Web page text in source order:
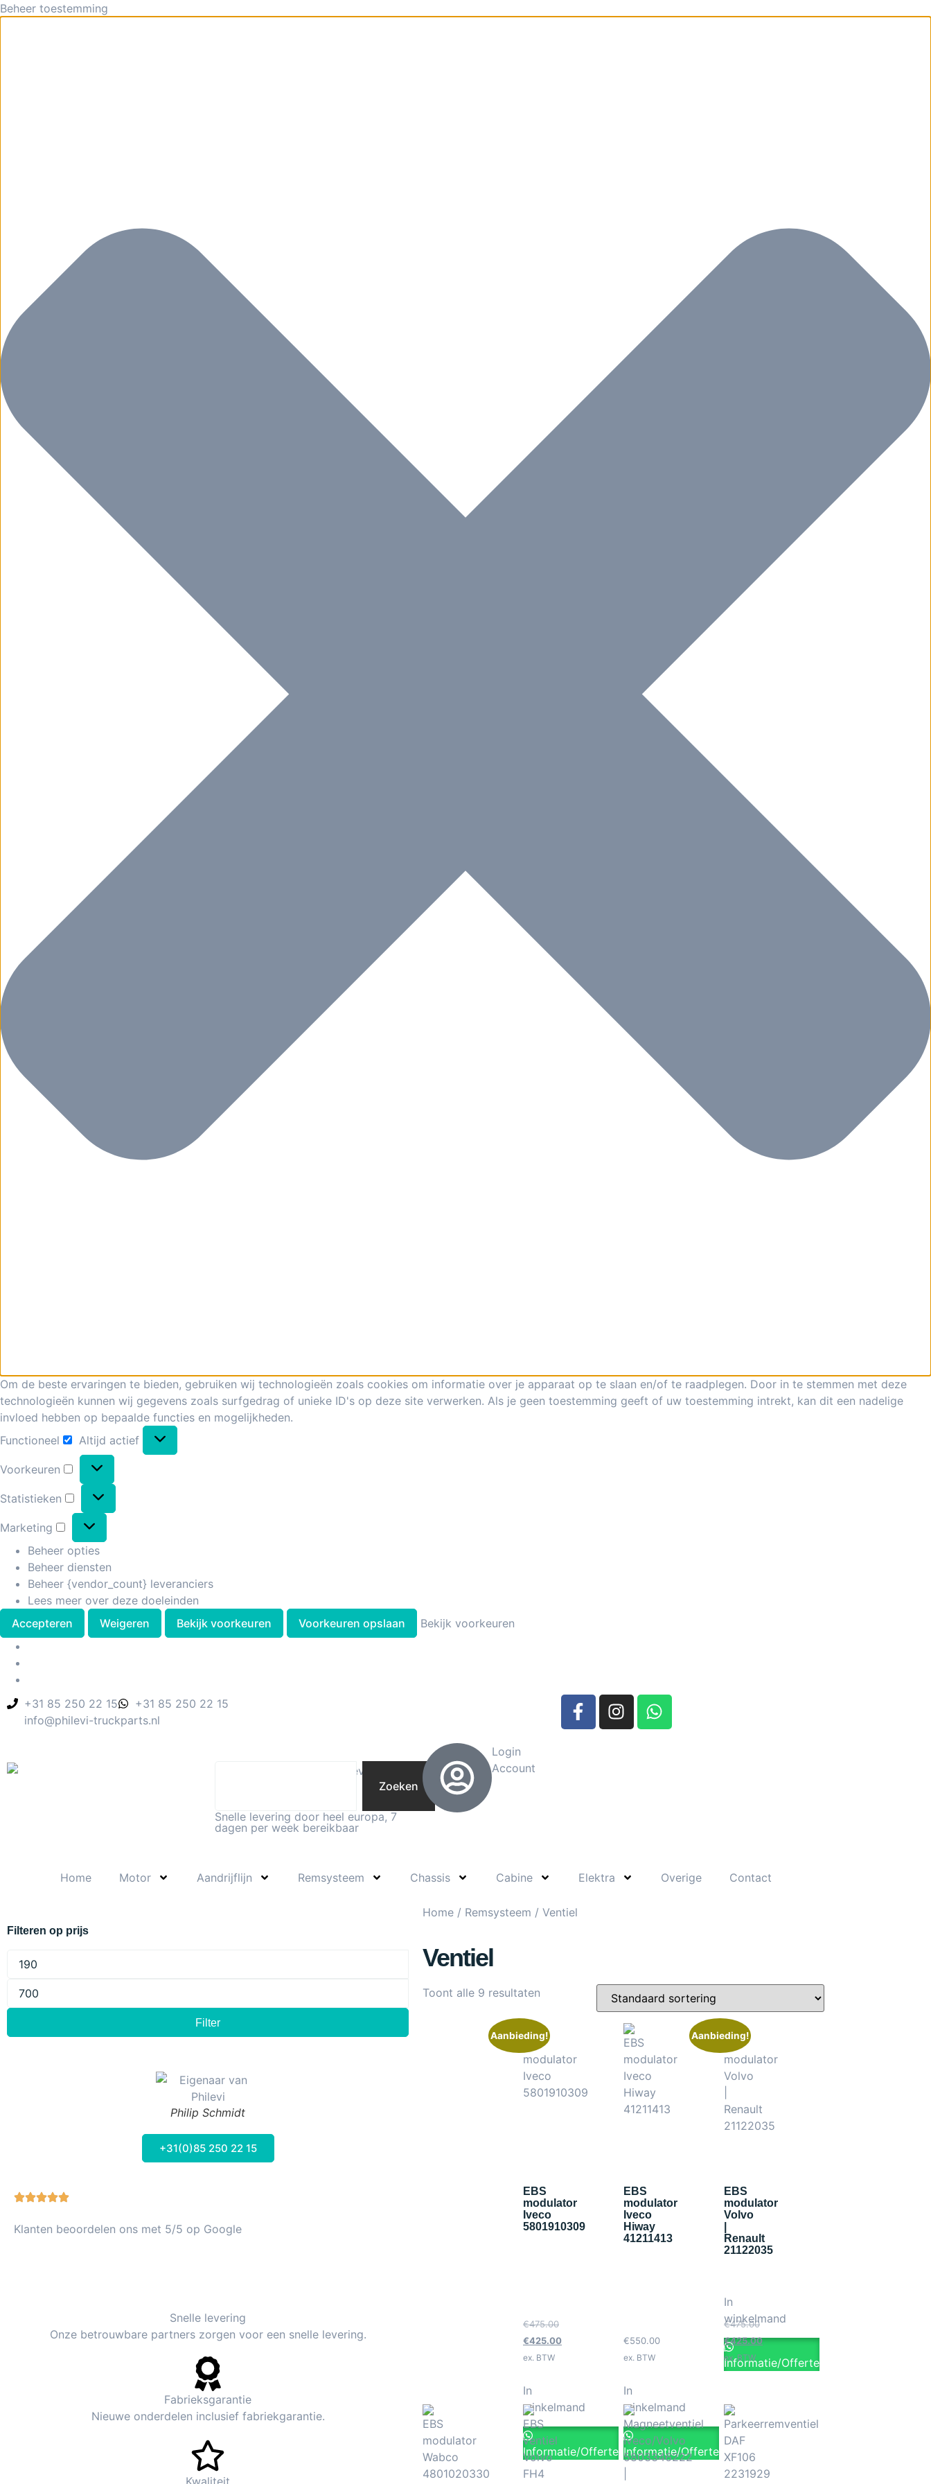
Beheer toestemming
Om de beste ervaringen te bieden, gebruiken wij technologieën zoals cookies om informatie over je apparaat op te slaan en/of te raadplegen. Door in te stemmen met deze
technologieën kunnen wij gegevens zoals surfgedrag of unieke ID's op deze site verwerken. Als je geen toestemming geeft of uw toestemming intrekt, kan dit een nadelige
invloed hebben op bepaalde functies en mogelijkheden.
Functioneel
Altijd actief
Voorkeuren
Statistieken
Marketing
Beheer opties
Beheer diensten
Beheer {vendor_count} leveranciers
Lees meer over deze doeleinden
Accepteren
Weigeren Bekijk voorkeuren Voorkeuren opslaan Bekijk voorkeuren
+31 85 250 22 15
+31 85 250 22 15
info@philevi-truckparts.nl
Zoeken
Snelle levering door heel europa, 7
dagen per week bereikbaar
Login
Account
Home Motor Aandrijflijn Remsysteem Chassis Cabine Elektra Overige Contact
Filteren op prijs
Filter
Philip Schmidt
+31(0)85 250 22 15
Klanten beoordelen ons met 5/5 op Google
Snelle levering
Onze betrouwbare partners zorgen voor een snelle levering.
Fabrieksgarantie
Nieuwe onderdelen inclusief fabriekgarantie.
Home / Remsysteem / Ventiel
Ventiel
Toont alle 9 resultaten
Aanbieding!
EBS
modulator
Iveco
5801910309
€475.00
€425.00
ex. BTW
In
winkelmand
Informatie/Offerte
EBS
modulator
Iveco
Hiway
41211413
€550.00
ex. BTW
In
winkelmand
Informatie/Offerte
Aanbieding!
EBS
modulator
Volvo
Renault
21122035
€475.00
€425.00
ex. BTW
In
winkelmand
Informatie/Offerte